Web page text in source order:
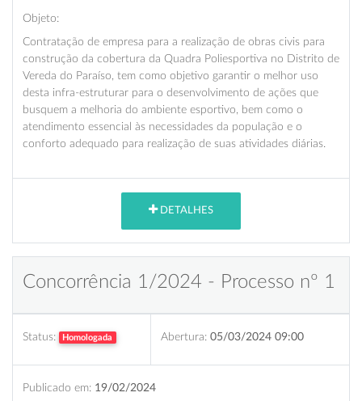
Objeto:
Contratação de empresa para a realização de obras civis para
construção da cobertura da Quadra Poliesportiva no Distrito de
Vereda do Paraíso, tem como objetivo garantir o melhor uso
desta infra-estruturar para o desenvolvimento de ações que
busquem a melhoria do ambiente esportivo, bem como o
atendimento essencial às necessidades da população e o
conforto adequado para realização de suas atividades diárias.
DETALHES
Concorrência 1/2024 - Processo nº 1
Status: Homologada Abertura: 05/03/2024 09:00
Publicado em: 19/02/2024